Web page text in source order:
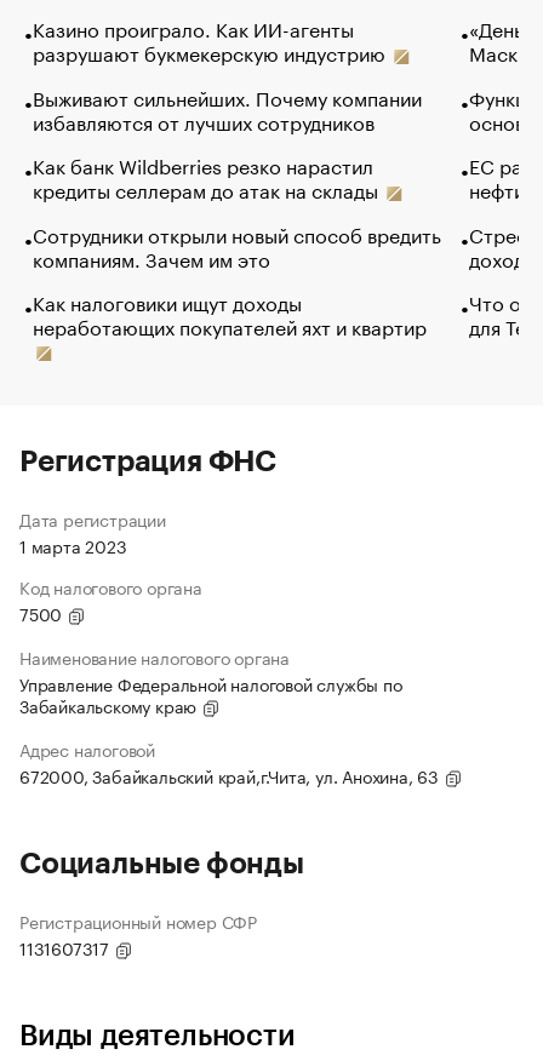
Казино проиграло. Как ИИ-агенты
разрушают букмекерскую индустрию
Выживают сильнейших. Почему компании
избавляются от лучших сотрудников
Как банк Wildberries резко нарастил
кредиты селлерам до атак на склады
Сотрудники открыли новый способ вредить
компаниям. Зачем им это
Как налоговики ищут доходы
неработающих покупателей яхт и квартир
Маск в
основ
ЕС
нефти
Что
для
Регистрация ФНС
Дата регистрации
1 марта 2023
Код налогового органа
7500
Наименование налогового органа
Управление Федеральной налоговой службы по
Забайкальскому краю
Адрес налоговой
672000, Забайкальский край,г.Чита, ул. Анохина, 63
Социальные фонды
Регистрационный номер СФР
1131607317
Виды деятельности